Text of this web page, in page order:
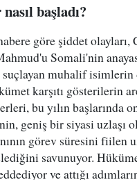
başladı?
göre şiddet olayları,
Somali'nin
suçlayan muhalif
karşıtı gösterilerin
bu yılın başlarında
geniş bir siyasi uzlaşı
görev süresini fiilen
savunuyor.
ve attığı